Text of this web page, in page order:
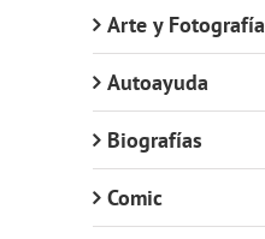
Arte y Fotografía
Autoayuda
Biografías
Comic